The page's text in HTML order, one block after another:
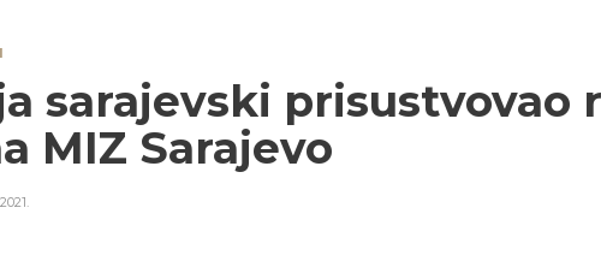
sarajevski prisustvovao
MIZ Sarajevo